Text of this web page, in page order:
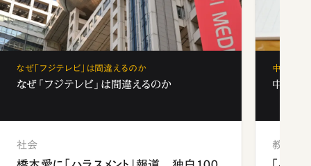
なぜ「フジテレビ」は間違えるのか
なぜ「フジテレビ」は間違えるのか
社会
中学受験
中学受
教育